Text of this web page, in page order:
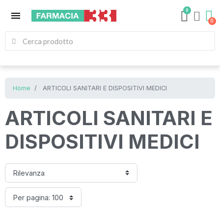
menu 0
Home ARTICOLI SANITARI E DISPOSITIVI MEDICI
ARTICOLI SANITARI E
DISPOSITIVI MEDICI